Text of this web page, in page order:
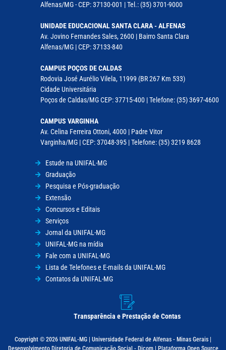
Alfenas/MG - CEP: 37130-001 | Tel.: (35) 3701-9000
UNIDADE EDUCACIONAL SANTA CLARA - ALFENAS
Av. Jovino Fernandes Sales, 2600 | Bairro Santa Clara
Alfenas/MG | CEP: 37133-840
CAMPUS POÇOS DE CALDAS
Rodovia José Aurélio Vilela, 11999 (BR 267 Km 533)
Cidade Universitária
Poços de Caldas/MG CEP: 37715-400 | Telefone: (35) 3697-4600
CAMPUS VARGINHA
Av. Celina Ferreira Ottoni, 4000 | Padre Vitor
Varginha/MG | CEP: 37048-395 | Telefone: (35) 3219 8628
Estude na UNIFAL-MG
Graduação
Pesquisa e Pós-graduação
Extensão
Concursos e Editais
Serviços
Jornal da UNIFAL-MG
UNIFAL-MG na mídia
Fale com a UNIFAL-MG
Lista de Telefones e E-mails da UNIFAL-MG
Contatos da UNIFAL-MG
Transparência e Prestação de Contas
Copyright © 2026 UNIFAL-MG | Universidade Federal de Alfenas - Minas Gerais |
Desenvolvimento Diretoria de Comunicação Social - Dicom | Plataforma Open Source